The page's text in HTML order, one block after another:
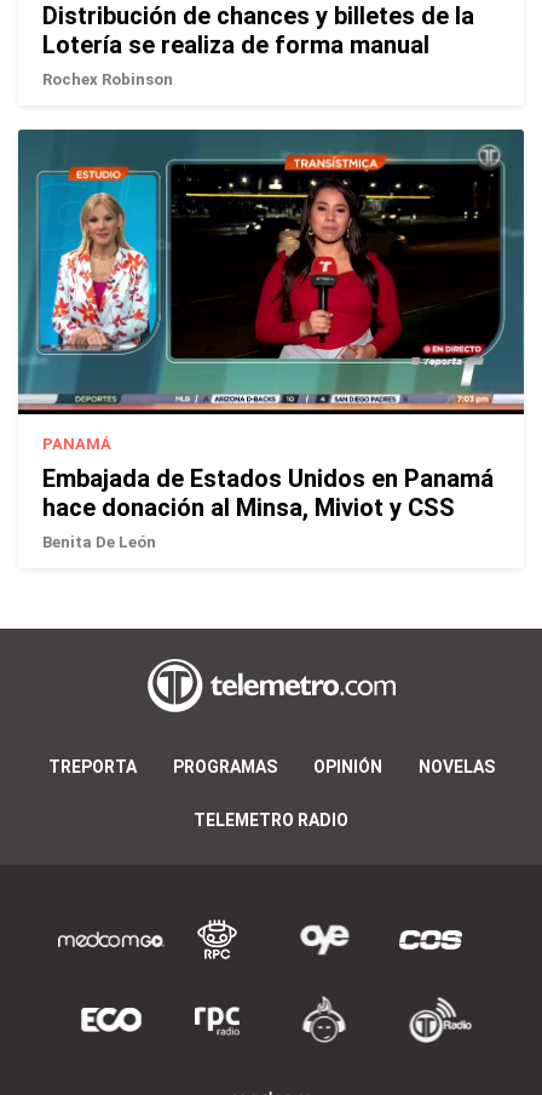
Distribución de chances y billetes de la
Lotería se realiza de forma manual
Rochex Robinson
PANAMÁ
Embajada de Estados Unidos en Panamá
hace donación al Minsa, Miviot y CSS
Benita De León
TREPORTA PROGRAMAS OPINIÓN NOVELAS
TELEMETRO RADIO